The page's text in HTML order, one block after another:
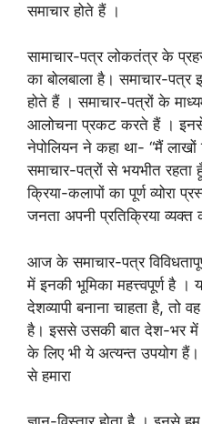
समाचार होते हैं ।
सामाचार-पत्र लोकतंत्र के
का बोलबाला है। समाचार-पत्र
होते हैं । समाचार-पत्रों के
आलोचना प्रकट करते हैं । इनसे
नेपोलियन ने कहा था- “मैं लाखों
समाचार-पत्रों से भयभीत रहता
क्रिया-कलापों का पूर्ण व्योरा
जनता अपनी प्रतिक्रिया व्यक्त
आज के समाचार-पत्र
में इनकी भूमिका महत्त्वपूर्ण है ।
देशव्यापी बनाना चाहता है, तो
है। इससे उसकी बात देश-भर में
के लिए भी ये अत्यन्त उपयोग
से हमारा